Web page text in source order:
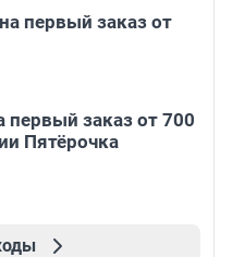
первый заказ от
первый заказ от 700
Пятёрочка